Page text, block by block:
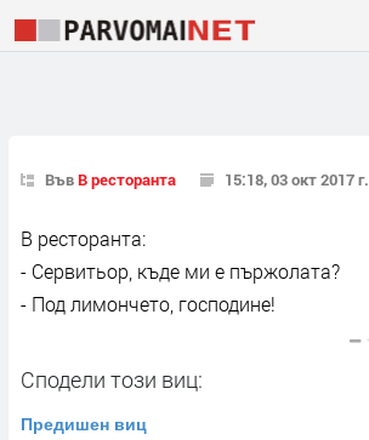
ВъвВ ресторанта 15:18, 03 окт 2017 г.
В ресторанта:
- Сервитьор, къде ми е пържолата?
- Под лимончето, господине!
Сподели този виц:
Предишен виц